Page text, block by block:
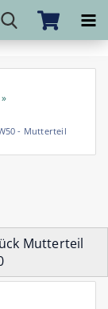
»
- Mutterteil
Mutterteil